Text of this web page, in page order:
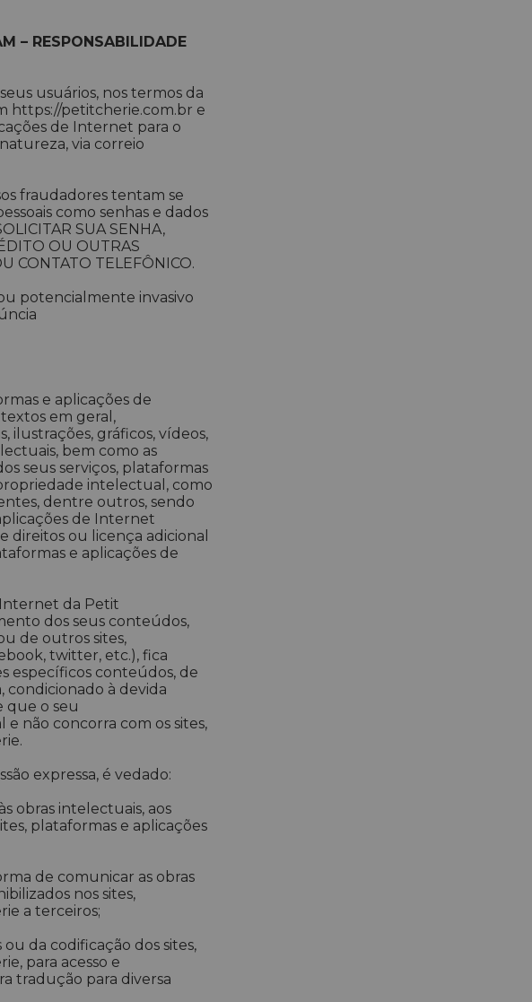
– RESPONSABILIDADE
usuários, nos termos da
https://petitcherie.com.br e
de Internet para o
via correio
fraudadores tentam se
como senhas e dados
SUA SENHA,
OU OUTRAS
CONTATO TELEFÔNICO.
potencialmente invasivo
e aplicações de
em geral,
ilustrações, gráficos, vídeos,
bem como as
seus serviços, plataformas
intelectual, como
dentre outros, sendo
de Internet
direitos ou licença adicional
e aplicações de
da Petit
dos seus conteúdos,
de outros sites,
twitter, etc.), fica
específicos conteúdos, de
condicionado à devida
que o seu
não concorra com os sites,
expressa, é vedado:
obras intelectuais, aos
plataformas e aplicações
de comunicar as obras
nos sites,
a terceiros;
da codificação dos sites,
para acesso e
tradução para diversa